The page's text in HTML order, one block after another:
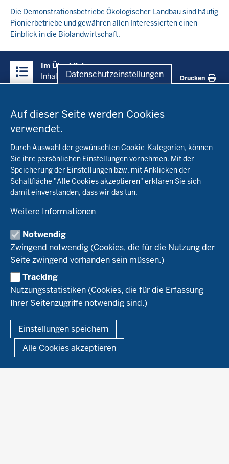
Datenschutzeinstellungen
Auf dieser Seite werden Cookies
verwendet.
Durch Auswahl der gewünschten Cookie-Kategorien, können
Sie ihre persönlichen Einstellungen vornehmen. Mit der
Speicherung der Einstellungen bzw. mit Anklicken der
Schaltfläche "Alle Cookies akzeptieren" erklären Sie sich
damit einverstanden, dass wir das tun.
Weitere Informationen
Notwendig
Zwingend notwendig (Cookies, die für die Nutzung der
Seite zwingend vorhanden sein müssen.)
Tracking
Nutzungsstatistiken (Cookies, die für die Erfassung
Ihrer Seitenzugriffe notwendig sind.)
Einstellungen speichern
Alle Cookies akzeptieren
Die Demonstrationsbetriebe Ökologischer Landbau sind häufig
Pionierbetriebe und gewähren allen Interessierten einen
Einblick in die Biolandwirtschaft.
Inhalte
Im Überblick
Inhalt
Drucken
in
der
Fachinfo
Öko-Modellregionen NRW
Pflanzenbau
Tierhaltung
Markt
Umstellung
Recht
Beratung
Bioland
Naturland
Versuche
Leitbetriebe Ökologischer Landbau
Versuchsbetriebe
WRRL-Modellbetriebe
Kontakte Versuchswesen
Aktuelles
Arbeitsschwerpunkte
Material & Kontakt
Ökoschule in Kleve
Ausbildungsbetriebe
Berufsausbildung
Forschung
Projekte Ökoteam
Forschungsergebnisse
Service
Kontakt
Newsletter
Demonstrationsbetriebe Ökologischer Landbau
Links
Fußzeile
Impressum Datenschutzerklärung